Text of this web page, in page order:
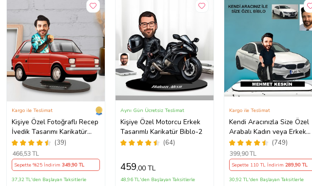
Kişiye Özel Fotoğraflı Recep
İvedik Tasarımı Karikatür
Biblo
(39)
Kargo ile Teslimat
466,53 TL
Sepette %25 İndirim 349,90 TL
37,32 TL'den Başlayan Taksitlerle
Kişiye Özel Motorcu Erkek
Tasarımlı Karikatür Biblo-2
(64)
Aynı Gün Ücretsiz Teslimat
459,00 TL
48,96 TL'den Başlayan Taksitlerle
Kendi Aracınızla Size Özel
Arabalı Kadın veya Erkek
Tasarımlı Karikatür Biblo ,
Babalar Günü Hediyesi,
Erkeğe Hediye, Rent A Car
Hediyesi
(749)
Kargo ile Teslimat
399,90 TL
Sepette 110 TL İndirim 289,90 TL
30,92 TL'den Başlayan Taksitlerle